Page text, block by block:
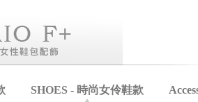
SHOES - 時尚女伶鞋款